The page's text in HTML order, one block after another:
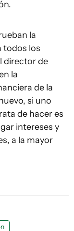
la
todos los
director de
la
de la
si uno
de hacer es
intereses y
a la mayor